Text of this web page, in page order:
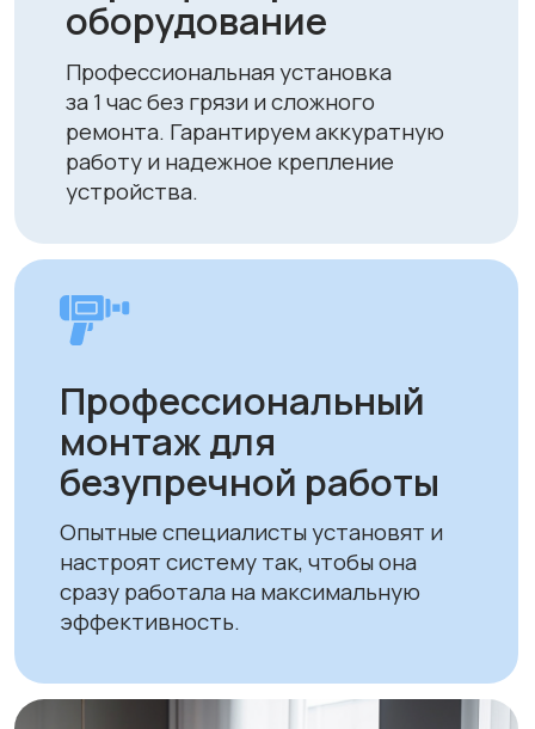
Учитываем площадь, тип и
особенности вашего пространства,
чтобы обеспечить оптимальную
вентиляцию.
Энергоэффективные технологии
Экономия на
отоплении и